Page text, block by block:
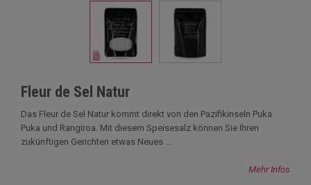
Fleur de Sel Natur
Das Fleur de Sel Natur kommt direkt von den Pazifikinseln Puka
Puka und Rangiroa. Mit diesem Speisesalz können Sie Ihren
zukünftigen Gerichten etwas Neues ...
Mehr Infos